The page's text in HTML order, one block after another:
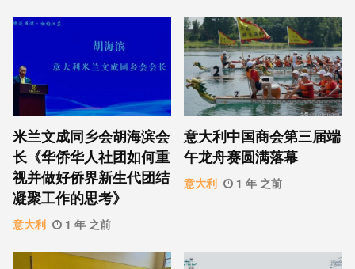
米兰文成同乡会胡海滨会
长《华侨华人社团如何重
视并做好侨界新生代团结
凝聚工作的思考》
意大利 1 年 之前
意大利中国商会第三届端
午龙舟赛圆满落幕
意大利 1 年 之前